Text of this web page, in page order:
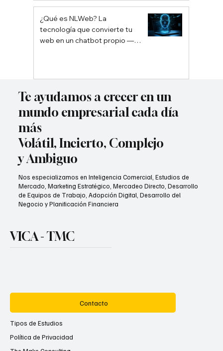
¿Qué es NLWeb? La
tecnología que convierte tu
web en un chatbot propio —
Te ayudamos a crecer en un
mundo empresarial cada día
más
Volátil, Incierto, Complejo
y Ambiguo
Nos especializamos en Inteligencia Comercial, Estudios de
Mercado, Marketing Estratégico, Mercadeo Directo, Desarrollo
de Equipos de Trabajo, Adopción Digital, Desarrollo del
Negocio y Planificación Financiera
VICA - TMC
Contacto
Tipos de Estudios
Política de Privacidad